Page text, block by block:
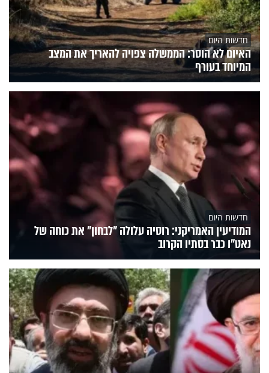
חדשות היום
האיום לא הוסר: הממשלה צפויה להאריך את המצב
המיוחד בעורף
חדשות היום
המודיעין האמריקני: רוסיה עלולה "לבחון" את כוחה של
נאט"ו כבר בסתיו הקרוב